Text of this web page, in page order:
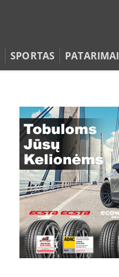
SPORTAS PATARIMAI